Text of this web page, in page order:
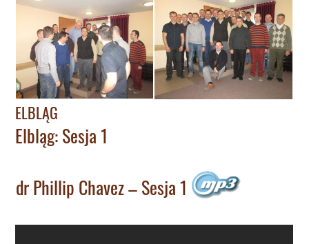
ELBLĄG
Elbląg: Sesja 1
dr Phillip Chavez – Sesja 1